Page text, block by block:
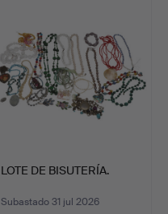
LOTE DE BISUTERÍA.
Subastado 31 jul 2026